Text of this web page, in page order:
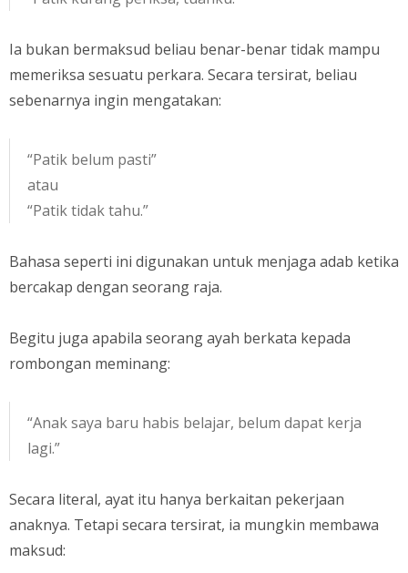
Ia bukan bermaksud beliau benar-benar tidak mampu
memeriksa sesuatu perkara. Secara tersirat, beliau
sebenarnya ingin mengatakan:
“Patik belum pasti”
atau
“Patik tidak tahu.”
Bahasa seperti ini digunakan untuk menjaga adab ketika
bercakap dengan seorang raja.
Begitu juga apabila seorang ayah berkata kepada
rombongan meminang:
“Anak saya baru habis belajar, belum dapat kerja
lagi.”
Secara literal, ayat itu hanya berkaitan pekerjaan
anaknya. Tetapi secara tersirat, ia mungkin membawa
maksud: